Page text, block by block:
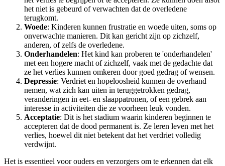
het niet is gebeurd of verwachten dat de overledene
terugkomt.
Woede: Kinderen kunnen frustratie en woede uiten, soms op
onverwachte manieren. Dit kan gericht zijn op zichzelf,
anderen, of zelfs de overledene.
Onderhandelen: Het kind kan proberen te 'onderhandelen'
met een hogere macht of zichzelf, vaak met de gedachte dat
ze het verlies kunnen omkeren door goed gedrag of wensen.
Depressie: Verdriet en hopeloosheid kunnen de overhand
nemen, wat zich kan uiten in teruggetrokken gedrag,
veranderingen in eet- en slaappatronen, of een gebrek aan
interesse in activiteiten die ze voorheen leuk vonden.
Acceptatie: Dit is het stadium waarin kinderen beginnen te
accepteren dat de dood permanent is. Ze leren leven met het
verlies, hoewel dit niet betekent dat het verdriet volledig
verdwijnt.
Het is essentieel voor ouders en verzorgers om te erkennen dat elk